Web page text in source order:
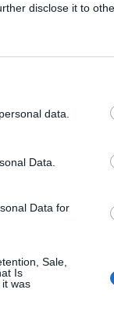
disclose it to
data.
Data.
Data for
Sale,
Is
was
uderza w
Od kilku lat
w ramach
kwota – 300 zł na
inflacja nie
„300 plus” nie